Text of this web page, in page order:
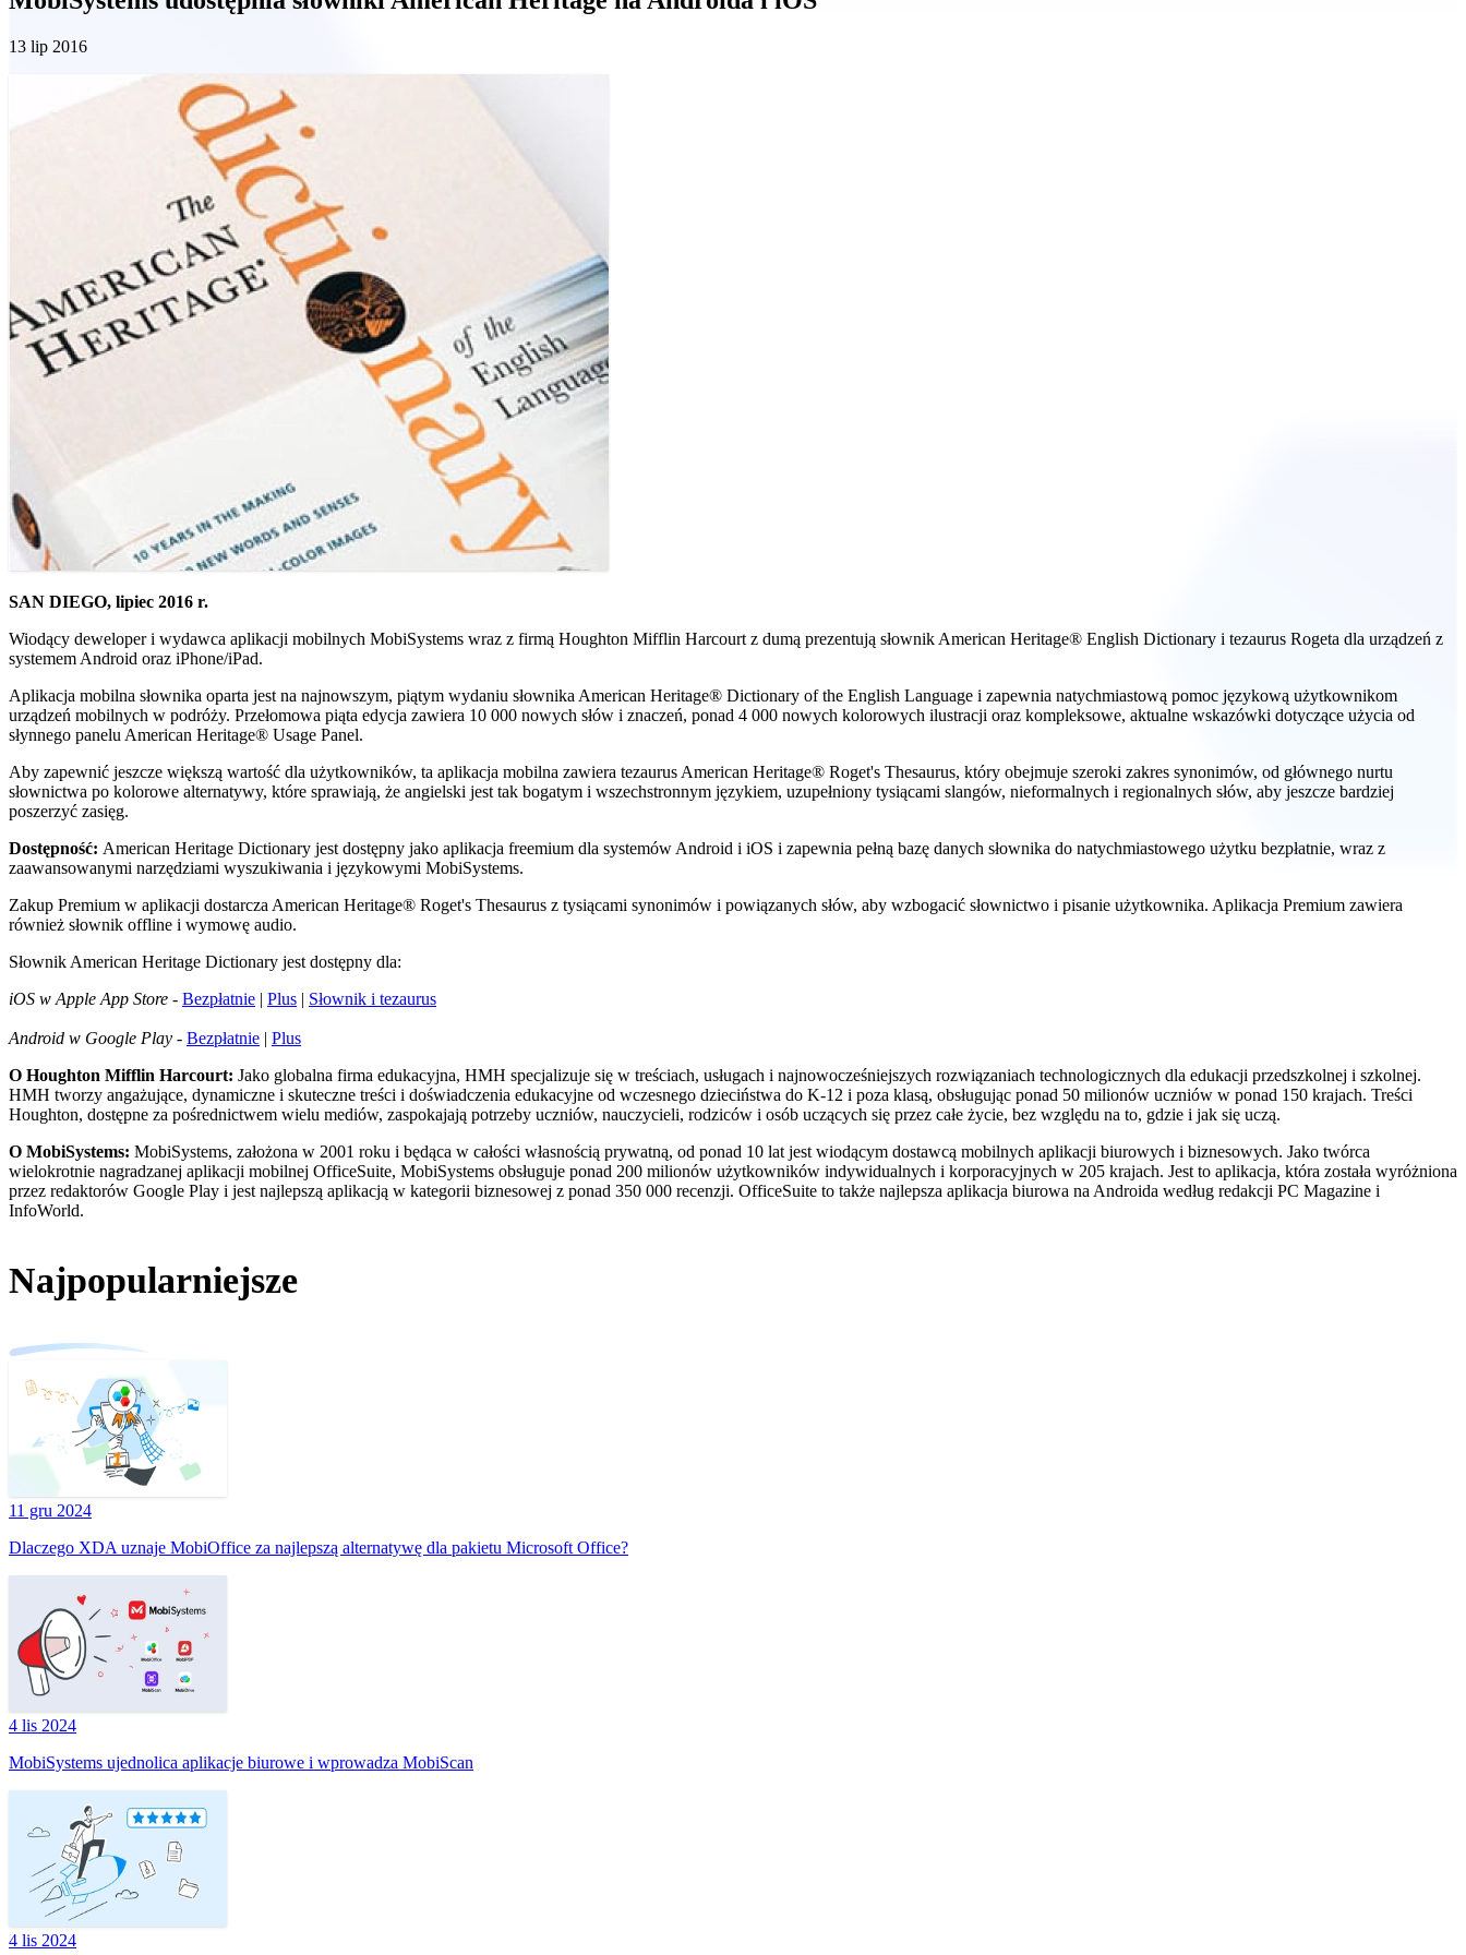
13 lip 2016
SAN DIEGO, lipiec 2016 r.
Wiodący deweloper i wydawca aplikacji mobilnych MobiSystems wraz z firmą Houghton Mifflin Harcourt z dumą prezentują słownik American Heritage® English Dictionary i tezaurus Rogeta dla urządzeń z
systemem Android oraz iPhone/iPad.
Aplikacja mobilna słownika oparta jest na najnowszym, piątym wydaniu słownika American Heritage® Dictionary of the English Language i zapewnia natychmiastową pomoc językową użytkownikom
urządzeń mobilnych w podróży. Przełomowa piąta edycja zawiera 10 000 nowych słów i znaczeń, ponad 4 000 nowych kolorowych ilustracji oraz kompleksowe, aktualne wskazówki dotyczące użycia od
słynnego panelu American Heritage® Usage Panel.
Aby zapewnić jeszcze większą wartość dla użytkowników, ta aplikacja mobilna zawiera tezaurus American Heritage® Roget's Thesaurus, który obejmuje szeroki zakres synonimów, od głównego nurtu
słownictwa po kolorowe alternatywy, które sprawiają, że angielski jest tak bogatym i wszechstronnym językiem, uzupełniony tysiącami slangów, nieformalnych i regionalnych słów, aby jeszcze bardziej
poszerzyć zasięg.
Dostępność: American Heritage Dictionary jest dostępny jako aplikacja freemium dla systemów Android i iOS i zapewnia pełną bazę danych słownika do natychmiastowego użytku bezpłatnie, wraz z
zaawansowanymi narzędziami wyszukiwania i językowymi MobiSystems.
Zakup Premium w aplikacji dostarcza American Heritage® Roget's Thesaurus z tysiącami synonimów i powiązanych słów, aby wzbogacić słownictwo i pisanie użytkownika. Aplikacja Premium zawiera
również słownik offline i wymowę audio.
Słownik American Heritage Dictionary jest dostępny dla:
iOS w Apple App Store - Bezpłatnie | Plus | Słownik i tezaurus
Android w Google Play - Bezpłatnie | Plus
O Houghton Mifflin Harcourt: Jako globalna firma edukacyjna, HMH specjalizuje się w treściach, usługach i najnowocześniejszych rozwiązaniach technologicznych dla edukacji przedszkolnej i szkolnej.
HMH tworzy angażujące, dynamiczne i skuteczne treści i doświadczenia edukacyjne od wczesnego dzieciństwa do K-12 i poza klasą, obsługując ponad 50 milionów uczniów w ponad 150 krajach. Treści
Houghton, dostępne za pośrednictwem wielu mediów, zaspokajają potrzeby uczniów, nauczycieli, rodziców i osób uczących się przez całe życie, bez względu na to, gdzie i jak się uczą.
O MobiSystems: MobiSystems, założona w 2001 roku i będąca w całości własnością prywatną, od ponad 10 lat jest wiodącym dostawcą mobilnych aplikacji biurowych i biznesowych. Jako twórca
wielokrotnie nagradzanej aplikacji mobilnej OfficeSuite, MobiSystems obsługuje ponad 200 milionów użytkowników indywidualnych i korporacyjnych w 205 krajach. Jest to aplikacja, która została wyróżniona
przez redaktorów Google Play i jest najlepszą aplikacją w kategorii biznesowej z ponad 350 000 recenzji. OfficeSuite to także najlepsza aplikacja biurowa na Androida według redakcji PC Magazine i
InfoWorld.
Najpopularniejsze
11 gru 2024
Dlaczego XDA uznaje MobiOffice za najlepszą alternatywę dla pakietu Microsoft Office?
4 lis 2024
MobiSystems ujednolica aplikacje biurowe i wprowadza MobiScan
4 lis 2024